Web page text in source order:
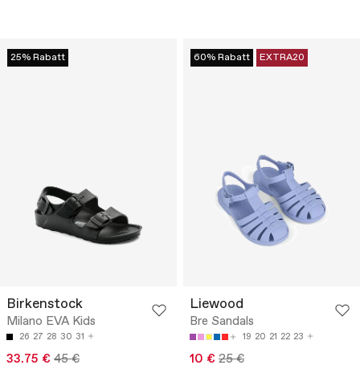
25% Rabatt
Birkenstock
Milano EVA Kids
26 27 28 30 31
33.75 € 45 €
60% Rabatt EXTRA20
Liewood
Bre Sandals
19 20 21 22 23
10 € 25 €